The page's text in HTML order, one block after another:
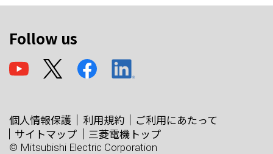
Follow us
個人情報保護 利用規約
ご利用にあたって
サイトマップ
三菱電機トップ
© Mitsubishi Electric Corporation